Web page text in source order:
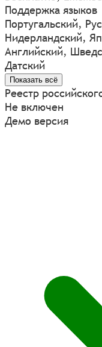
Поддержка языков
Португальский,
Нидерландский,
Английский,
Датский
Показать всё
Реестр
Не включен
Демо версия